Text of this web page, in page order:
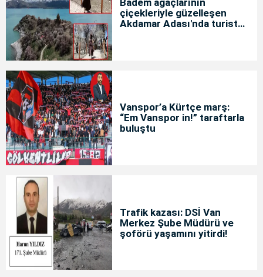
Badem ağaçlarının
çiçekleriyle güzelleşen
Akdamar Adası'nda turist
Vanspor’a Kürtçe marş:
“Em Vanspor in!” taraftarla
buluştu
Trafik kazası: DSİ Van
Merkez Şube Müdürü ve
şoförü yaşamını yitirdi!